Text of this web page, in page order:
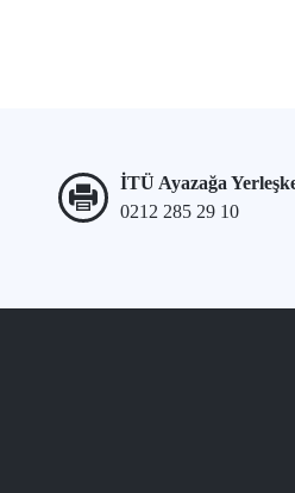
İTÜ Ayazağa
0212 285 29 10